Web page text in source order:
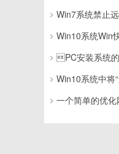
Win7系统禁止
Win10系统Win
PC安装系统
Win10系统中将
一个简单的优